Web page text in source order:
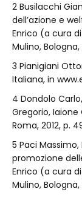
2 Busilacchi
dell’azione e
Enrico (a cura
Mulino, Bologna,
3 Pianigiani
Italiana, in
4 Dondolo
Gregorio, Iaione
Roma, 2012, p.
5 Paci
promozione
Enrico (a cura
Mulino, Bologna,